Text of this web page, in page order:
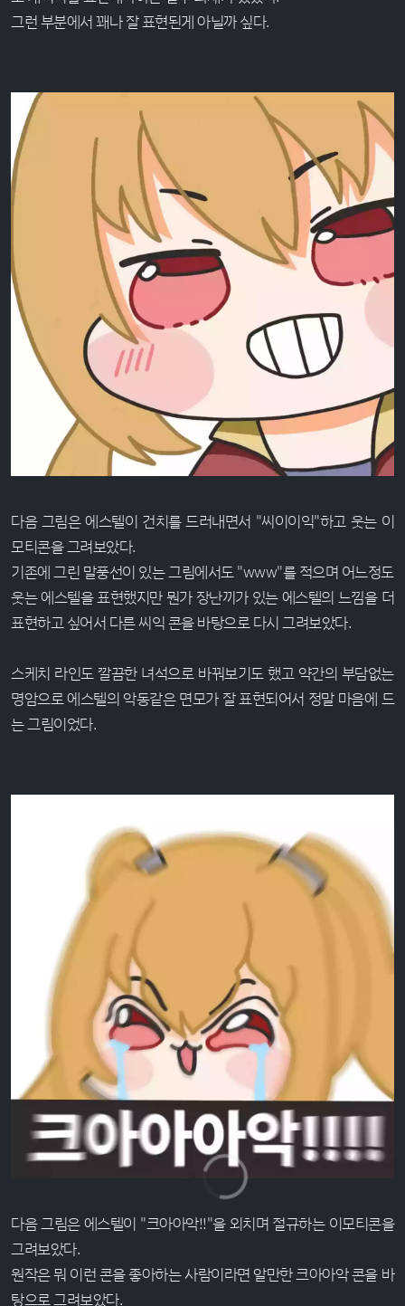
그런 부분에서 꽤나 잘 표현된게 아닐까 싶다.
다음 그림은 에스텔이 건치를 드러내면서 "씨이이익"하고 웃는 이
모티콘을 그려보았다.
기존에 그린 말풍선이 있는 그림에서도 "www"를 적으며 어느정도
웃는 에스텔을 표현했지만 뭔가 장난끼가 있는 에스텔의 느낌을 더
표현하고 싶어서 다른 씨익 콘을 바탕으로 다시 그려보았다.
스케치 라인도 깔끔한 녀석으로 바꿔보기도 했고 약간의 부담없는
명암으로 에스텔의 악동같은 면모가 잘 표현되어서 정말 마음에 드
는 그림이었다.
다음 그림은 에스텔이 "크아아악!!"을 외치며 절규하는 이모티콘을
그려보았다.
원작은 뭐 이런 콘을 좋아하는 사람이라면 알만한 크아아악 콘을 바
탕으로 그려보았다.